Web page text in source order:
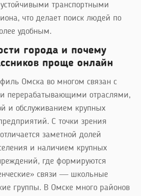
транспортными
что делает поиск людей по
удобным.
города и почему
проще онлайн
Омска во многом связан с
перерабатывающими отраслями,
и обслуживанием крупных
С точки зрения
заметной долей
и наличием крупных
где формируются
связи — школьные
группы. В Омске много районов